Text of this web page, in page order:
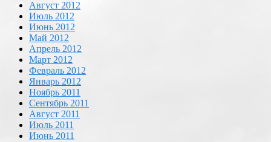
Август 2012
Июль 2012
Июнь 2012
Май 2012
Апрель 2012
Март 2012
Февраль 2012
Январь 2012
Ноябрь 2011
Сентябрь 2011
Август 2011
Июль 2011
Июнь 2011